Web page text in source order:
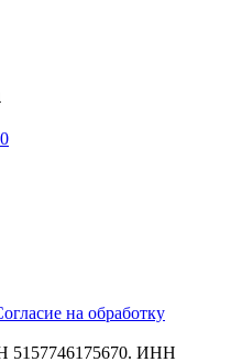
на обработку
5157746175670. ИНН